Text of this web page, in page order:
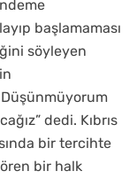
başlamaması
söyleyen
dedi. Kıbrıs
bir tercihte
bir halk